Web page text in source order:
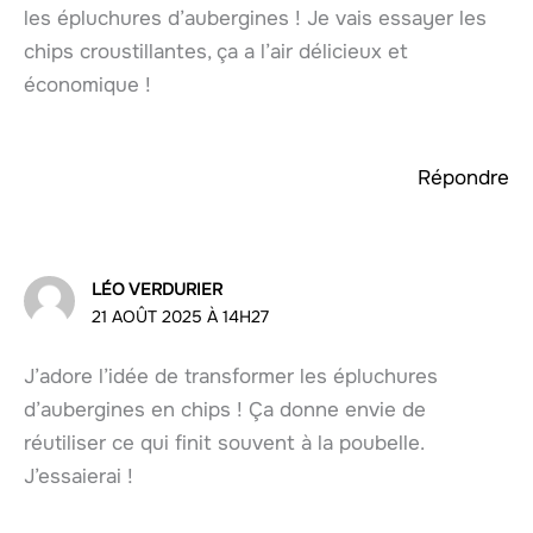
les épluchures d’aubergines ! Je vais essayer les
chips croustillantes, ça a l’air délicieux et
économique !
Répondre
LÉO VERDURIER
21 AOÛT 2025 À 14H27
J’adore l’idée de transformer les épluchures
d’aubergines en chips ! Ça donne envie de
réutiliser ce qui finit souvent à la poubelle.
J’essaierai !